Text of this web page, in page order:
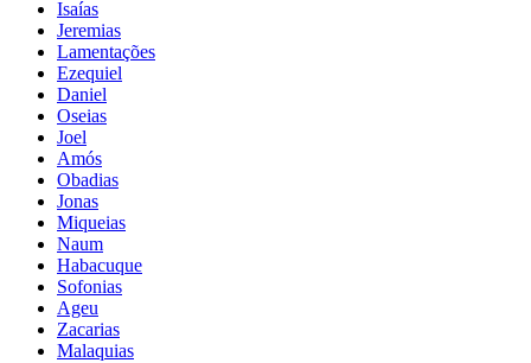
Isaías
Jeremias
Lamentações
Ezequiel
Daniel
Oseias
Joel
Amós
Obadias
Jonas
Miqueias
Naum
Habacuque
Sofonias
Ageu
Zacarias
Malaquias